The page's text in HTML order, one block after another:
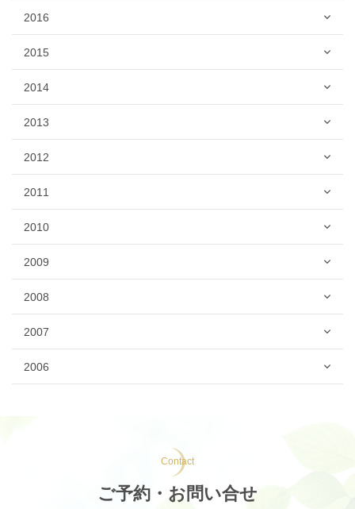
2016
2015
2014
2013
2012
2011
2010
2009
2008
2007
2006
Contact
ご予約・お問い合せ